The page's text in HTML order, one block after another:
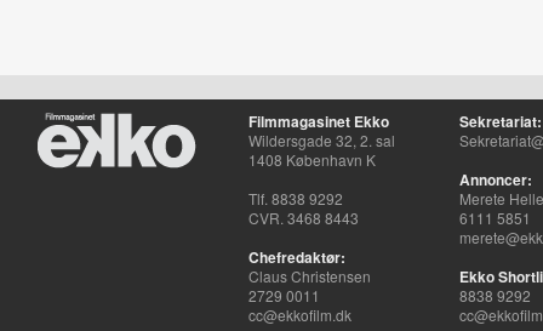
Filmmagasinet Ekko
Wildersgade 32, 2. sal
1408 København K
Tlf. 8838 9292
CVR. 3468 8443
Chefredaktør:
Claus Christensen
2729 0011
cc@ekkofilm.dk
Sekretariat:
Annoncer:
Merete
6111 5851
Ekko
8838 9292